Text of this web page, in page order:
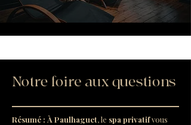
Notre foire aux questions
Résumé : À Paulhaguet, le spa privatif vous